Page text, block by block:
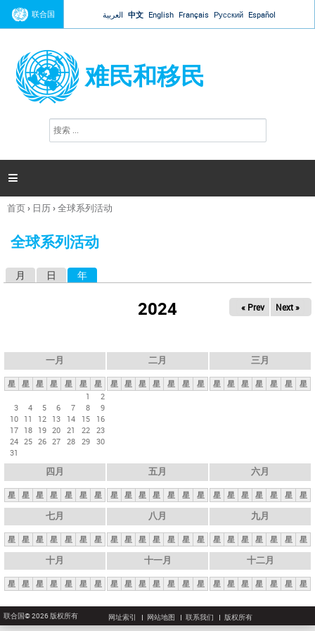
Jump to navigation
联合国 العربية 中文 English Français Русский Español
难民和移民
搜
索

你
这
首页› 日历›全球系列活动
全球系列活动
月 日 年
2024 « Prev Next »
一月
星 星 星 星 星 星
星
1
2
3
4 5 6 7 8
9
10 11 12 13 14 15
16
17 18 19 20 21 22 23
24 25 26 27 28 29 30
31
二月
星 星 星 星 星 星 星
三月
星 星 星 星 星 星 星
四月
星 星 星 星 星 星 星
五月
星 星 星 星 星 星 星
六月
星 星 星 星 星 星 星
七月
星 星 星 星 星 星 星
八月
星 星 星 星 星 星 星
九月
星 星 星 星 星 星 星
十月
星 星 星 星 星 星 星
十一月
星 星 星 星 星 星 星
十二月
星 星 星 星 星 星 星
联合国© 2026 版权所有 网址索引 网站地图 联系我们 版权所有